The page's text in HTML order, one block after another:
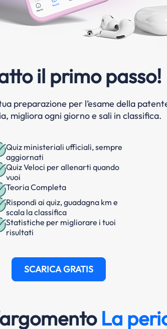
il primo passo!
preparazione per l’esame della
migliora ogni giorno e sali in classifica.
Quiz ministeriali ufficiali, sempre
aggiornati
Quiz Veloci per allenarti quando
vuoi
Teoria Completa
Rispondi ai quiz, guadagna km e
scala la classifica
Statistiche per migliorare i tuoi
risultati
SCARICA GRATIS
La